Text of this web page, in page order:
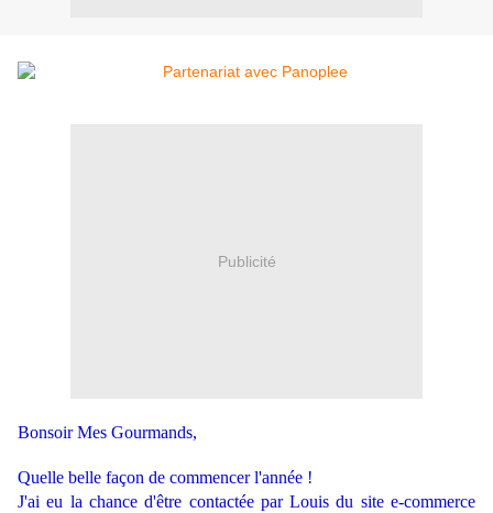
Publicité
Bonsoir Mes Gourmands,
Quelle belle façon de commencer l'année !
J'ai eu la chance d'être contactée par Louis du site e-commerce